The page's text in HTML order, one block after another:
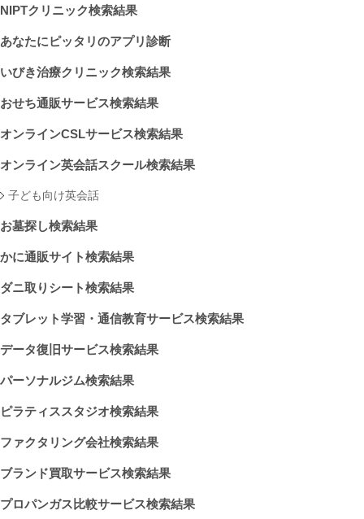
NIPTクリニック検索結果
あなたにピッタリのアプリ診断
いびき治療クリニック検索結果
おせち通販サービス検索結果
オンラインCSLサービス検索結果
オンライン英会話スクール検索結果
子ども向け英会話
お墓探し検索結果
かに通販サイト検索結果
ダニ取りシート検索結果
タブレット学習・通信教育サービス検索結果
データ復旧サービス検索結果
パーソナルジム検索結果
ピラティススタジオ検索結果
ファクタリング会社検索結果
ブランド買取サービス検索結果
プロパンガス比較サービス検索結果